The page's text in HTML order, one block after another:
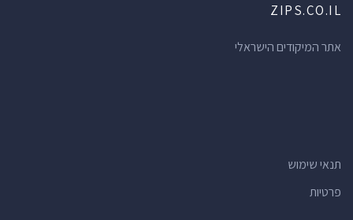
ZIPS.CO.IL
אתר המיקודים הישראלי
תנאי שימוש
פרטיות